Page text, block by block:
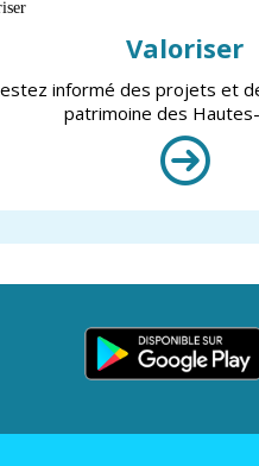
Valoriser
informé des projets et
patrimoine des